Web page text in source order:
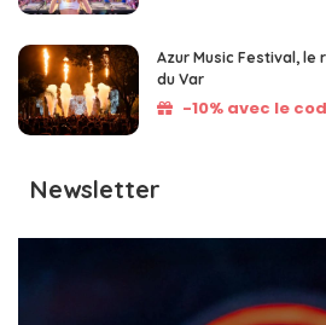
Azur Music Festival, le
du Var
-10% avec le
Newsletter